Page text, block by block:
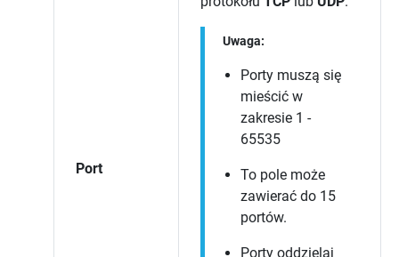
Port
Uwaga:
Porty muszą się
mieścić w
zakresie 1 -
65535
To pole może
zawierać do 15
portów.
Porty oddzielaj